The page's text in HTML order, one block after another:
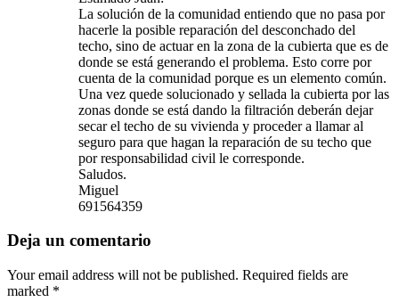
La solución de la comunidad entiendo que no pasa por
hacerle la posible reparación del desconchado del
techo, sino de actuar en la zona de la cubierta que es de
donde se está generando el problema. Esto corre por
cuenta de la comunidad porque es un elemento común.
Una vez quede solucionado y sellada la cubierta por las
zonas donde se está dando la filtración deberán dejar
secar el techo de su vivienda y proceder a llamar al
seguro para que hagan la reparación de su techo que
por responsabilidad civil le corresponde.
Saludos.
Miguel
691564359
Deja un comentario
Your email address will not be published. Required fields are
marked *